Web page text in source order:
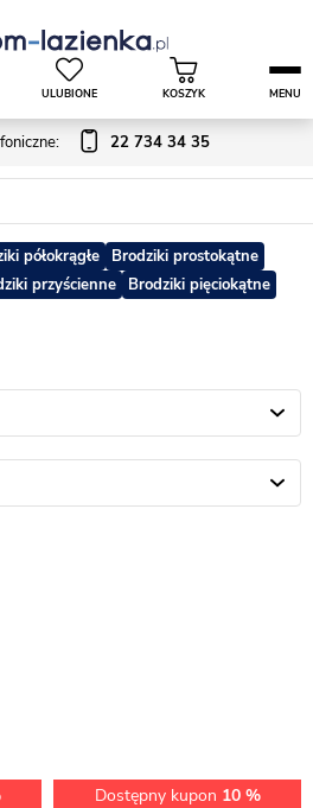
22 734 34 35
ULUBIONE KOSZYK MENU
półokrągłe
Brodziki prostokątne
przyścienne
Brodziki pięciokątne
Dostępny kupon 10 %